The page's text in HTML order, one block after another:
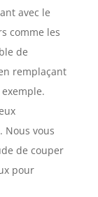
avec le
comme les
de
remplaçant
Nous vous
de couper
pour